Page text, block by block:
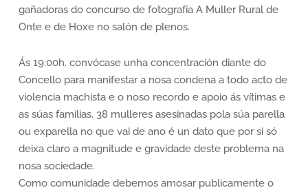
gañadoras do concurso de fotografía A Muller Rural de
Onte e de Hoxe no salón de plenos.
Ás 19:00h. convócase unha concentración diante do
Concello para manifestar a nosa condena a todo acto de
violencia machista e o noso recordo e apoio ás vítimas e
as súas familias. 38 mulleres asesinadas pola súa parella
ou exparella no que vai de ano é un dato que por si só
deixa claro a magnitude e gravidade deste problema na
nosa sociedade.
Como comunidade debemos amosar publicamente o